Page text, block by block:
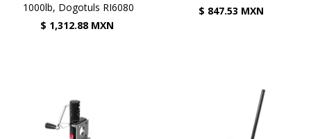
1000lb, Dogotuls RI6080
$ 1,312.88 MXN
$ 847.53 MXN